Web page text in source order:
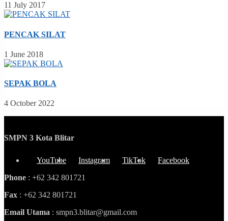
11 July 2017
PENCAK SILAT
1 June 2018
SEPAK BOLA
4 October 2022
SMPN 3 Kota Blitar
YouTube Instagram TikTok
Facebook
Phone : +62 342 801721
Fax : +62 342 801721
Email Utama : smpn3.blitar@gmail.com